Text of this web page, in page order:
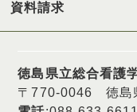
資料請求
徳島県立総合看護
〒770-0046 徳島